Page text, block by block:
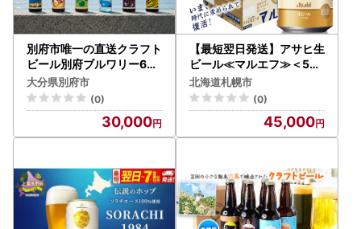
別府市唯一の直送クラフト
ビール別府ブルワリー6種
12本飲み比べギフトセッ
ト_B171-004
大分県別府市
(0)
30,000
【最短翌日発送】アサヒ生
ビール≪マルエフ≫＜50
0ml＞24缶 2ケース 北海
道工場製造 ビール アサヒ
ビール 生ビール 缶ビール
北海道札幌市
(0)
45,000